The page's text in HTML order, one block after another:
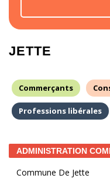
JETTE
Commerçants
Professions libérales
ADMINISTRATION
Commune De Jette